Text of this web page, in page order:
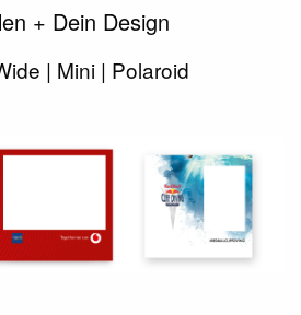
+ Dein Design
| Mini | Polaroid